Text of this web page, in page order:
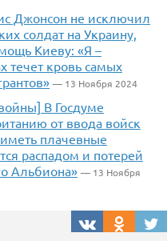
Джонсон не исключил
солдат на Украину,
Киеву: «Я –
течет кровь самых
— 13 Ноября 2024
В Госдуме
от ввода войск
плачевные
распадом и потерей
Альбиона» — 13 Ноября